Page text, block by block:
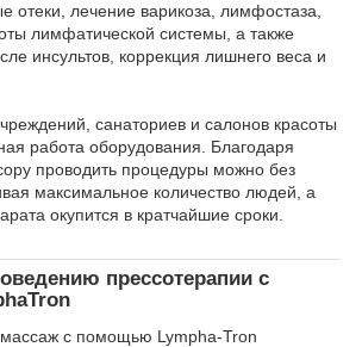
отеки, лечение варикоза, лимфостаза,
лимфатической системы, а также
инсультов, коррекция лишнего веса и
санаториев и салонов красоты
работа оборудования. Благодаря
проводить процедуры можно без
максимальное количество людей, а
окупится в кратчайшие сроки.
прессотерапии с
с помощью Lympha-Tron